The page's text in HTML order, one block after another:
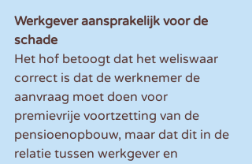
Werkgever aansprakelijk voor de
schade
Het hof betoogt dat het weliswaar
correct is dat de werknemer de
aanvraag moet doen voor
premievrije voortzetting van de
pensioenopbouw, maar dat dit in de
relatie tussen werkgever en